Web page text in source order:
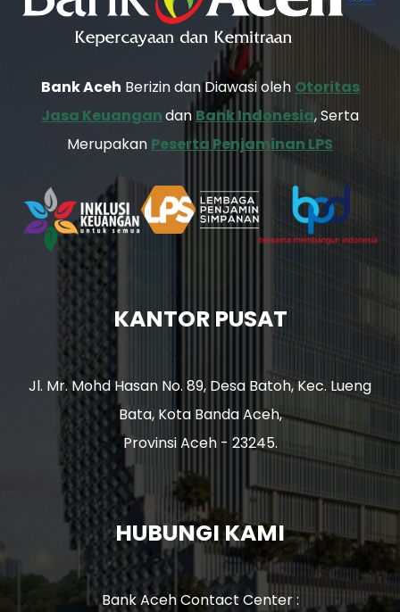
Bank Aceh Berizin dan Diawasi oleh Otoritas
Jasa Keuangandan Bank Indonesia, Serta
Merupakan Peserta Penjaminan LPS
KANTOR PUSAT
Jl. Mr. Mohd Hasan No. 89, Desa Batoh, Kec. Lueng
Bata, Kota Banda Aceh,
Provinsi Aceh - 23245.
HUBUNGI KAMI
Bank Aceh Contact Center :